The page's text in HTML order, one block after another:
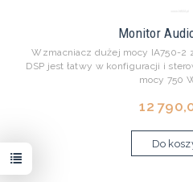
Monitor
Wzmacniacz dużej mocy IA750-2
DSP jest łatwy w konfiguracji i
mocy 750
12
Do